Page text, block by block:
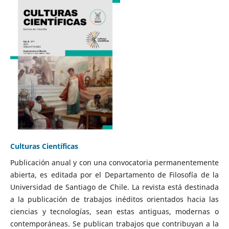
Culturas Científicas
Publicación anual y con una convocatoria permanentemente
abierta, es editada por el Departamento de Filosofía de la
Universidad de Santiago de Chile. La revista está destinada
a la publicación de trabajos inéditos orientados hacia las
ciencias y tecnologías, sean estas antiguas, modernas o
contemporáneas. Se publican trabajos que contribuyan a la